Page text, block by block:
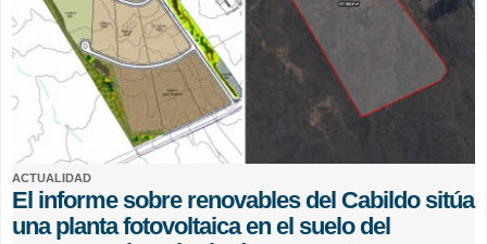
ACTUALIDAD
El informe sobre renovables del Cabildo sitúa
una planta fotovoltaica en el suelo del